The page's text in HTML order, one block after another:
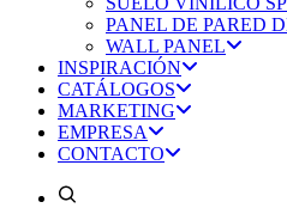
PANEL DE PARED
WALL PANEL
INSPIRACIÓN
CATÁLOGOS
MARKETING
EMPRESA
CONTACTO